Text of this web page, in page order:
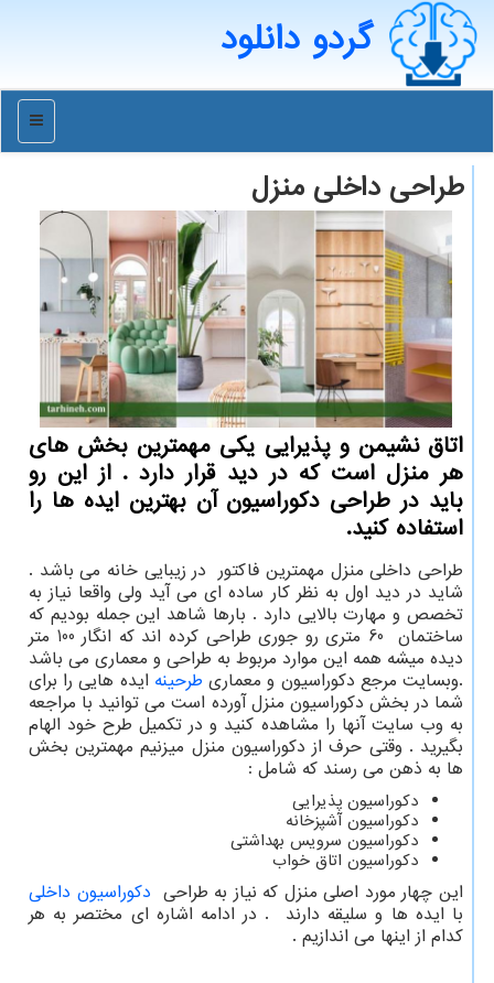
گردو دانلود
منو
طراحی داخلی منزل
اتاق نشیمن و پذیرایی یكی مهمترین بخش های
هر منزل است كه در دید قرار دارد . از این رو
باید در طراحی دكوراسیون آن بهترین ایده ها را
استفاده كنید.
طراحی داخلی منزل مهمترین فاکتور در زیبایی خانه می باشد .
شاید در دید اول به نظر کار ساده ای می آید ولی واقعا نیاز به
تخصص و مهارت بالایی دارد . بارها شاهد این جمله بودیم که
ساختمان 60 متری رو جوری طراحی کرده اند که انگار 100 متر
دیده میشه همه این موارد مربوط به طراحی و معماری می باشد
.وبسایت مرجع دکوراسیون و معماریطرحینه ایده هایی را برای
شما در بخش دکوراسیون منزل آورده است می توانید با مراجعه
به وب سایت آنها را مشاهده کنید و در تکمیل طرح خود الهام
بگیرید . وقتی حرف از دکوراسیون منزل میزنیم مهمترین بخش
ها به ذهن می رسند که شامل :
دکوراسیون پذیرایی
دکوراسیون آشپزخانه
دکوراسیون سرویس بهداشتی
دکوراسیون اتاق خواب
این چهار مورد اصلی منزل که نیاز به طراحی دکوراسیون داخلی
با ایده ها و سلیقه دارند . در ادامه اشاره ای مختصر به هر
کدام از اینها می اندازیم .